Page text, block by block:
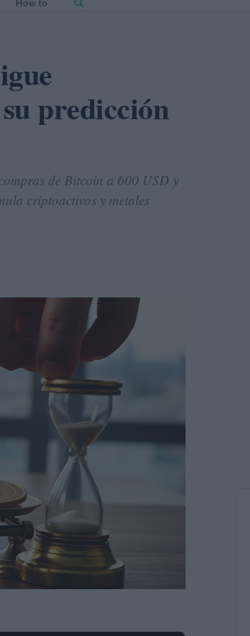
How to
predicción
de Bitcoin a 600 USD y
criptoactivos y metales